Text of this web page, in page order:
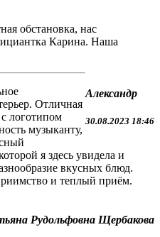
обстановка, нас
Карина. Наша
Александр
30.08.2023 18:46
Отличная
логотипом
музыканту,
я здесь увидела и
вкусных блюд.
и теплый приём.
Рудольфовна Щербакова